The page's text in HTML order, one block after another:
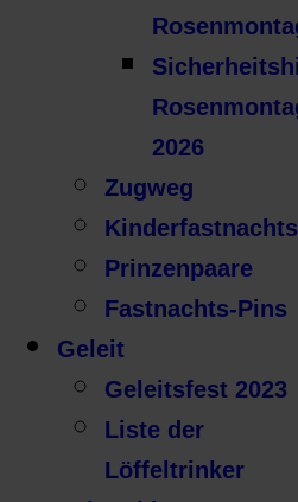
2026
Zugweg
Prinzenpaare
Fastnachts-Pins
Geleit
Geleitsfest 2023
Liste der
Löffeltrinker